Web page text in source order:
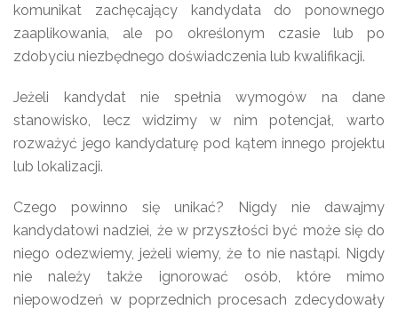
komunikat zachęcający kandydata do ponownego
zaaplikowania, ale po określonym czasie lub po
zdobyciu niezbędnego doświadczenia lub kwalifikacji.
Jeżeli kandydat nie spełnia wymogów na dane
stanowisko, lecz widzimy w nim potencjał, warto
rozważyć jego kandydaturę pod kątem innego projektu
lub lokalizacji.
Czego powinno się unikać? Nigdy nie dawajmy
kandydatowi nadziei, że w przyszłości być może się do
niego odezwiemy, jeżeli wiemy, że to nie nastąpi. Nigdy
nie należy także ignorować osób, które mimo
niepowodzeń w poprzednich procesach zdecydowały